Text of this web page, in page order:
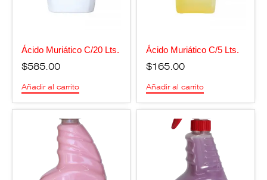
Ácido Muriático C/20 Lts.
$585.00
Añadir al carrito
Ácido Muriático C/5 Lts.
$165.00
Añadir al carrito